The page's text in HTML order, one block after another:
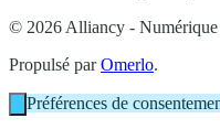
© 2026 Alliancy - Numérique
Propulsé parOmerlo.
Préférences de